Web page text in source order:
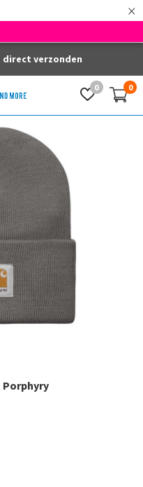
×
0 0
direct verzonden
Porphyry